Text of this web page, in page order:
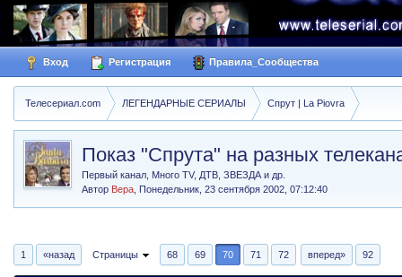
Вход Регистрация Правила_Сообщества
Телесериал.com ЛЕГЕНДАРНЫЕ СЕРИАЛЫ Спрут | La Piovra
Показ "Спрута" на разных
Первый канал, Много TV, ДТВ, ЗВЕЗДА и др.
Автор Вера ,Понедельник, 23 сентября 2002, 07:12:40
1 «назад Страницы 68 69 70 71 72 вперед» 92